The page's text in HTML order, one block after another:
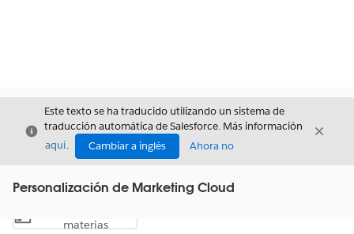
Cerrar
Este texto se ha traducido utilizando un sistema de
traducción automática de Salesforce. Más información
aquí. Cambiar a inglés Ahora no
Cerrar
Personalización de Marketing Cloud
Mostrar índice de materias
materias